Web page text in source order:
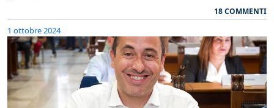
18 COMMENTI
1 ottobre 2024